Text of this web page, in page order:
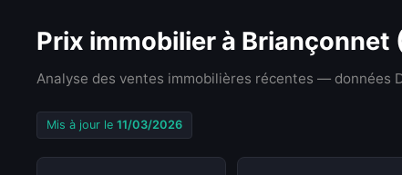
Prix immobilier à
Analyse des ventes immobilières récentes — données
Mis à jour le 11/03/2026